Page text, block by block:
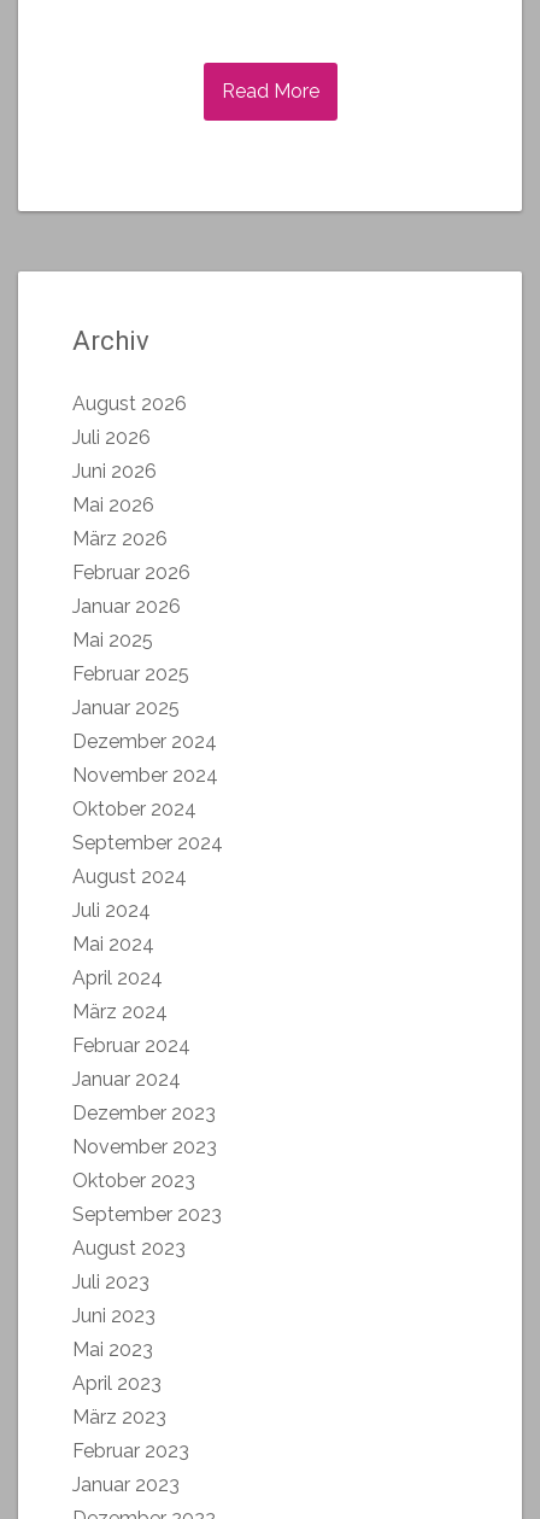
Read More
Archiv
August 2026
Juli 2026
Juni 2026
Mai 2026
März 2026
Februar 2026
Januar 2026
Mai 2025
Februar 2025
Januar 2025
Dezember 2024
November 2024
Oktober 2024
September 2024
August 2024
Juli 2024
Mai 2024
April 2024
März 2024
Februar 2024
Januar 2024
Dezember 2023
November 2023
Oktober 2023
September 2023
August 2023
Juli 2023
Juni 2023
Mai 2023
April 2023
März 2023
Februar 2023
Januar 2023